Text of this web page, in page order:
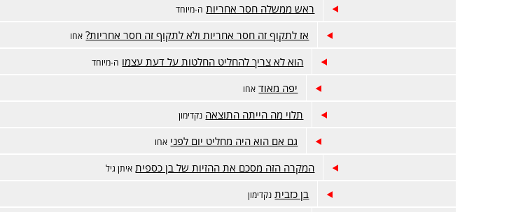
ראש ממשלה חסר אחריות ה-מיוחד
אז לתקוף זה חסר אחריות ולא לתקוף זה חסר אחריות? אחו
הוא לא צריך להחליט החלטות על דעת עצמו ה-מיוחד
יפה מאוד אחו
תלוי מה הייתה התוצאה נקדימון
גם אם הוא היה מחליט יום לפני אחו
המקרה הזה מסכם את ההזיות של בן כספית איתן גיל
בן כזבית נקדימון